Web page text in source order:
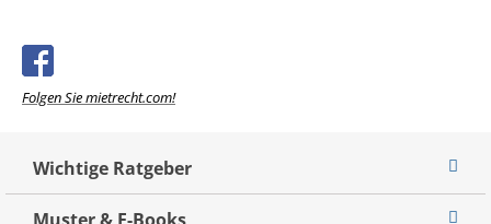
Folgen Sie mietrecht.com!
Wichtige Ratgeber